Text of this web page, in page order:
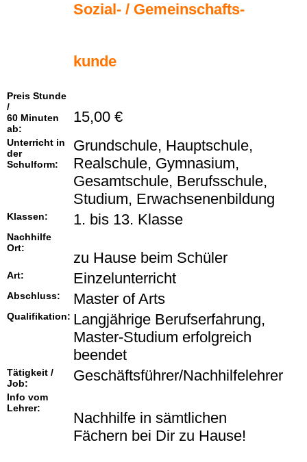
Sozial- / Gemeinschafts-
kunde
Preis Stunde
/
60 Minuten
ab:
15,00 €
Unterricht in
der
Schulform:
Grundschule, Hauptschule,
Realschule, Gymnasium,
Gesamtschule, Berufsschule,
Studium, Erwachsenenbildung
Klassen: 1. bis 13. Klasse
Nachhilfe
Ort:
zu Hause beim Schüler
Art: Einzelunterricht
Abschluss: Master of Arts
Qualifikation: Langjährige Berufserfahrung,
Master-Studium erfolgreich
beendet
Tätigkeit /
Job:
Geschäftsführer/Nachhilfelehrer
Info vom
Lehrer:
Nachhilfe in sämtlichen
Fächern bei Dir zu Hause!